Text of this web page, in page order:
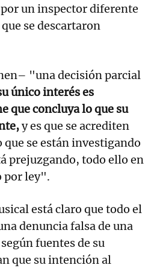
un inspector diferente
se descartaron
"una decisión parcial
único interés es
que concluya lo que su
y es que se acrediten
se están investigando
prejuzgando, todo ello en
por ley".
está claro que todo el
denuncia falsa de una
fuentes de su
que su intención al